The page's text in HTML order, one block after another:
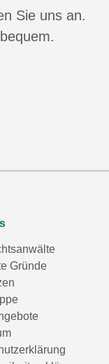
Sie uns an.
Gründe